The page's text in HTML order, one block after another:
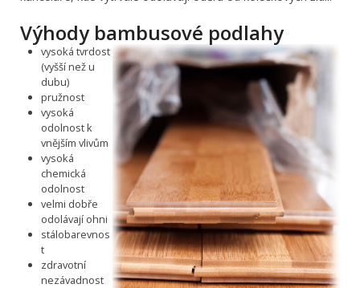
Výhody bambusové podlahy
vysoká tvrdost
(vyšší než u
dubu)
pružnost
vysoká
odolnost k
vnějším vlivům
vysoká
chemická
odolnost
velmi dobře
odolávají ohni
stálobarevnos
t
zdravotní
nezávadnost